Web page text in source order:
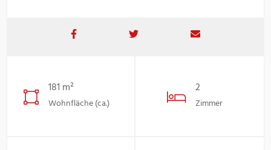
181 m²
Wohnfläche (ca.)
2
Zimmer